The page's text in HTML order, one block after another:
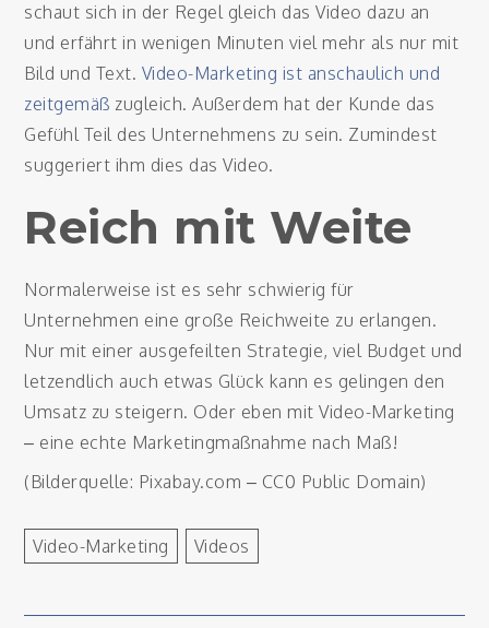
schaut sich in der Regel gleich das Video dazu an
und erfährt in wenigen Minuten viel mehr als nur mit
Bild und Text. Video-Marketing ist anschaulich und
zeitgemäß zugleich. Außerdem hat der Kunde das
Gefühl Teil des Unternehmens zu sein. Zumindest
suggeriert ihm dies das Video.
Reich mit Weite
Normalerweise ist es sehr schwierig für
Unternehmen eine große Reichweite zu erlangen.
Nur mit einer ausgefeilten Strategie, viel Budget und
letzendlich auch etwas Glück kann es gelingen den
Umsatz zu steigern. Oder eben mit Video-Marketing
– eine echte Marketingmaßnahme nach Maß!
(Bilderquelle: Pixabay.com – CC0 Public Domain)
Video-Marketing Videos